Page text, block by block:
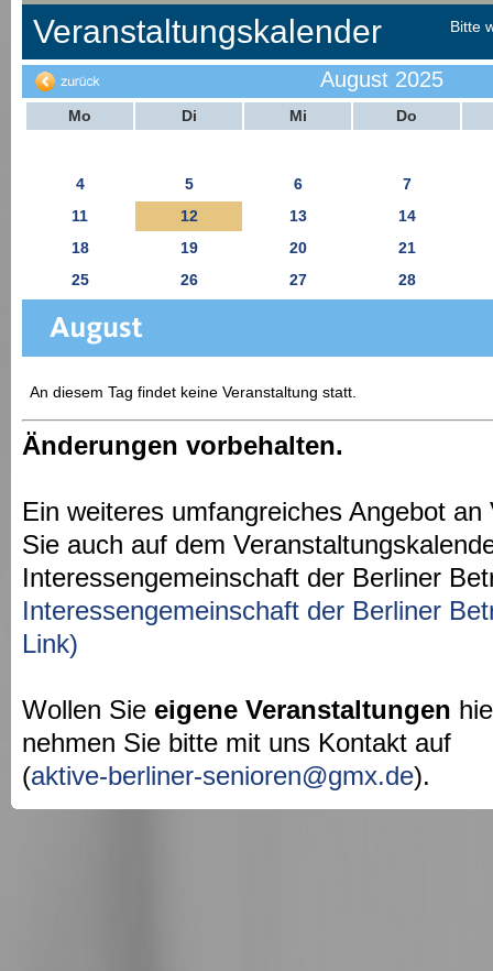
Anmeldung bei Ämtern usw.
Veranstaltungskalender Bitte
August 2025
Mo Di Mi Do
4 5 6
7
11
12 13
14
18
19 20
21
25
26 27 28
An diesem Tag findet keine Veranstaltung statt.
Änderungen vorbehalten.
Ein weiteres umfangreiches Angebot
Sie auch auf dem
Interessengemeinschaft der Berliner
Interessengemeinschaft der Berliner
Link)
Wollen Sie eigene Veranstaltungen
nehmen Sie bitte mit uns Kontakt auf
(aktive-berliner-senioren@gmx.de).